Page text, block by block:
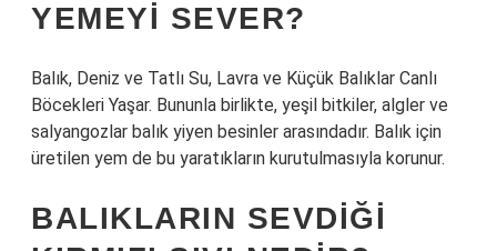
YEMEYI SEVER?
Balık, Deniz ve Tatlı Su, Lavra ve Küçük Balıklar Canlı
Böcekleri Yaşar. Bununla birlikte, yeşil bitkiler, algler ve
salyangozlar balık yiyen besinler arasındadır. Balık için
üretilen yem de bu yaratıkların kurutulmasıyla korunur.
BALIKLARIN SEVDIĞI